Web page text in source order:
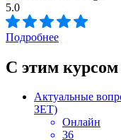
5.0
Подробнее
С этим
Актуальные
ЗЕТ)
Онлайн
36